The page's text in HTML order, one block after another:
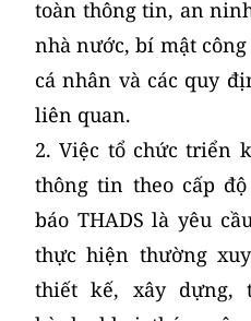
toàn thông tin, an
nhà nước, bí mật
cá nhân và các quy
liên quan.
2. Việc tổ chức triển
thông tin theo cấp
báo THADS là yêu
thực hiện thường
thiết kế, xây dựng,